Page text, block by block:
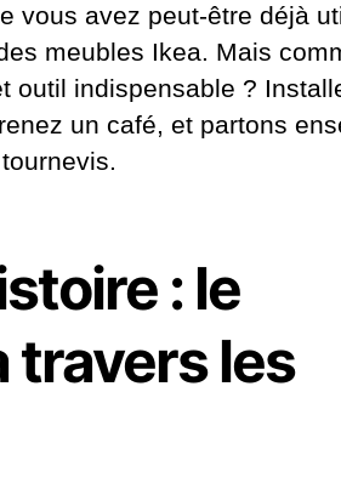
vous avez peut-être déjà
meubles Ikea. Mais
outil indispensable ?
un café, et partons
: le
travers les